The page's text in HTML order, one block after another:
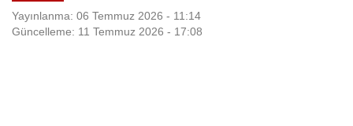
Yayınlanma: 06 Temmuz 2026 - 11:14
Güncelleme: 11 Temmuz 2026 - 17:08